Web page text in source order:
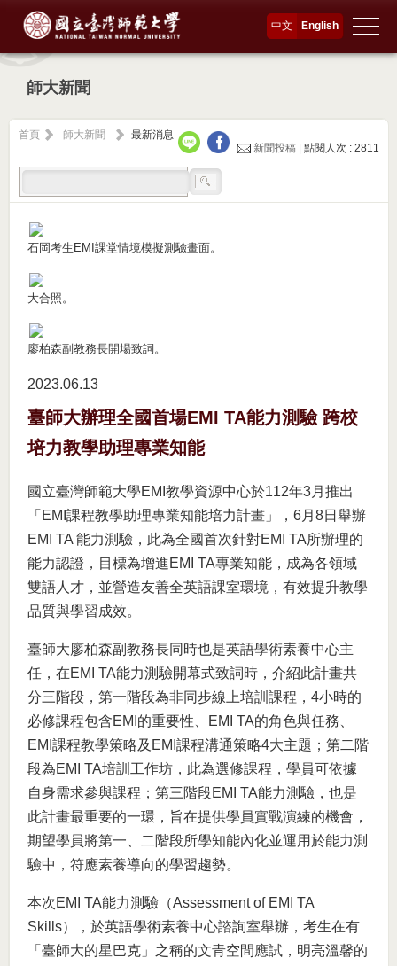
English
中文
師大新聞
首頁 師大新聞
最新消息
新聞投稿 |點閱人次 : 2811
石岡考生EMI課堂情境模擬測驗畫面。
大合照。
廖柏森副教務長開場致詞。
2023.06 13
臺師大辦理全國首場EMI TA能力測驗 跨校
培力教學助理專業知能
國立臺灣師範大學EMI教學資源中心於112年3月推出
「EMI課程教學助理專業知能培力計畫」，6月8日舉辦
EMI TA 能力測驗，此為全國首次針對EMI TA所辦理的
能力認證，目標為增進EMI TA專業知能，成為各領域
雙語人才，並營造友善全英語課室環境，有效提升教學
品質與學習成效。
臺師大廖柏森副教務長同時也是英語學術素養中心主
任，在EMI TA能力測驗開幕式致詞時，介紹此計畫共
分三階段，第一階段為非同步線上培訓課程，4小時的
必修課程包含EMI的重要性、EMI TA的角色與任務、
EMI課程教學策略及EMI課程溝通策略4大主題；第二階
段為EMI TA培訓工作坊，此為選修課程，學員可依據
自身需求參與課程；第三階段EMI TA能力測驗，也是
此計畫最重要的一環，旨在提供學員實戰演練的機會，
期望學員將第一、二階段所學知能內化並運用於能力測
驗中，符應素養導向的學習趨勢。
本次EMI TA能力測驗（Assessment of EMI TA
Skills），於英語學術素養中心諮詢室舉辦，考生在有
「臺師大的星巴克」之稱的文青空間應試，明亮溫馨的